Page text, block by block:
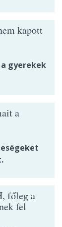
kapott
gyerekek
a
főleg a
fel